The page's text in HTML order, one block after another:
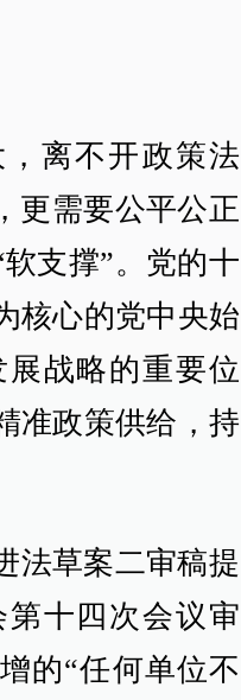
离不开政策法
更需要公平公正
支撑”。党的十
核心的党中央始
战略的重要位
准政策供给，持
法草案二审稿提
十四次会议审
的“任何单位不